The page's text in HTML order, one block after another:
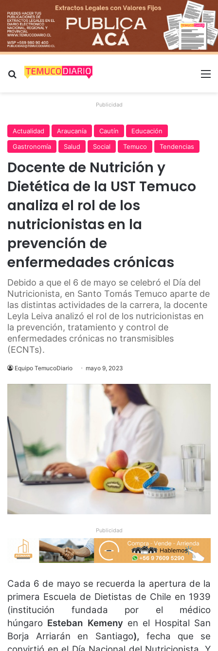
Buscar por
Publicidad
Actualidad Araucanía Cautín
Educación
Gastronomía
Salud Social Temuco Tendencias
Docente de Nutrición y
Dietética de la UST Temuco
analiza el rol de los
nutricionistas en la
prevención de
enfermedades crónicas
Debido a que el 6 de mayo se celebró el Día del
Nutricionista, en Santo Tomás Temuco aparte de
las distintas actividades de la carrera, la docente
Leyla Leiva analizó el rol de los nutricionistas en
la prevención, tratamiento y control de
enfermedades crónicas no transmisibles
(ECNTs).
Equipo TemucoDiario mayo 9, 2023
Publicidad
Cada 6 de mayo se recuerda la apertura de la
primera Escuela de Dietistas de Chile en 1939
(institución fundada por el médico
húngaro Esteban Kemeny en el Hospital San
Borja Arriarán en Santiago), fecha que se